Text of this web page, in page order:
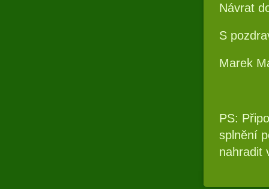
Návrat
S
Marek
PS:
splnění
nahradit